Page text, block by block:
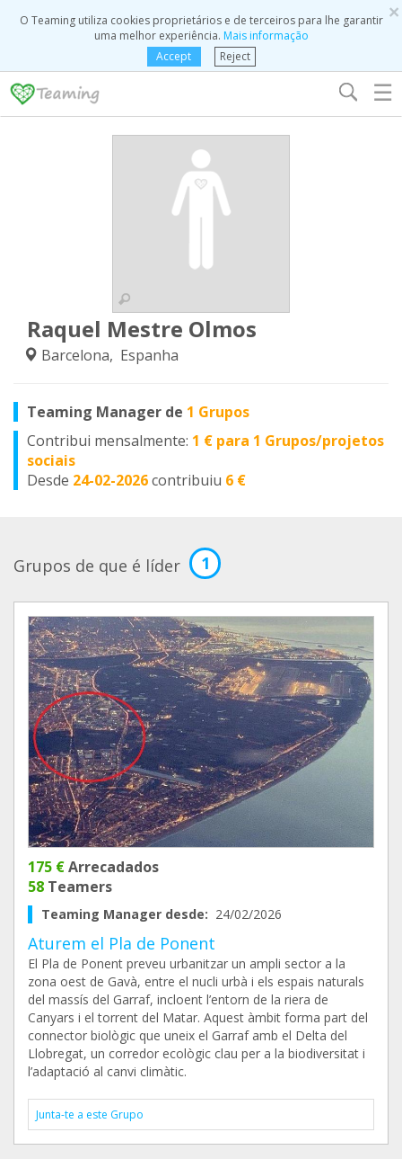
×
O Teaming utiliza cookies proprietários e de terceiros para lhe garantir
uma melhor experiência. Mais informação
Accept
Reject
☰
Raquel Mestre Olmos
Barcelona, Espanha
Teaming Manager de 1 Grupos
Contribui mensalmente: 1 € para 1 Grupos/projetos
sociais
Desde 24-02-2026contribuiu 6 €
Grupos de que é líder 1
175 €Arrecadados
58 Teamers
Teaming Manager desde: 24/02/2026
Aturem el Pla de Ponent
El Pla de Ponent preveu urbanitzar un ampli sector a la
zona oest de Gavà, entre el nucli urbà i els espais naturals
del massís del Garraf, incloent l’entorn de la riera de
Canyars i el torrent del Matar. Aquest àmbit forma part del
connector biològic que uneix el Garraf amb el Delta del
Llobregat, un corredor ecològic clau per a la biodiversitat i
l’adaptació al canvi climàtic.
Junta-te a este Grupo